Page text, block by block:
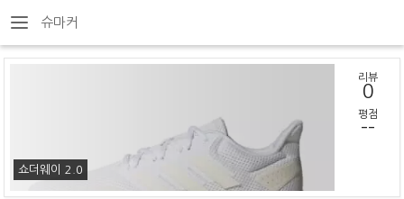
슈마커
쇼더웨이 2.0
리뷰
0
평점
--